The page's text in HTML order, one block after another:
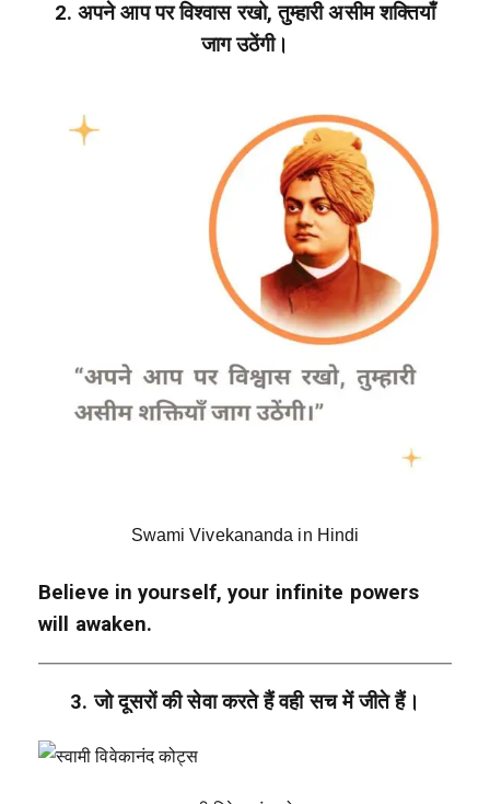
2. अपने आप पर विश्वास रखो, तुम्हारी असीम शक्तियाँ
जाग उठेंगी।
Swami Vivekananda in Hindi
Believe in yourself, your infinite powers
will awaken.
3. जो दूसरों की सेवा करते हैं वही सच में जीते हैं।